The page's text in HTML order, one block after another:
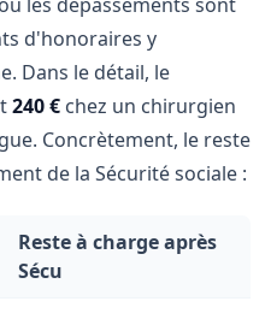
d'honoraires y
Dans le détail, le
240 € chez un chirurgien
Concrètement, le reste
de la Sécurité sociale :
Reste à charge après
Sécu